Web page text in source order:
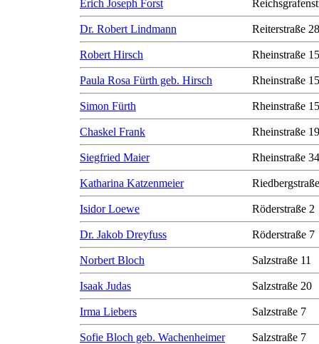
Erich Joseph Forst
Dr. Robert Lindmann Reiterstraße 28
Robert Hirsch Rheinstraße 15
Paula Rosa Fürth geb. Hirsch Rheinstraße 15
Simon Fürth Rheinstraße 15
Chaskel Frank Rheinstraße 19
Siegfried Maier Rheinstraße 34
Katharina Katzenmeier
Isidor Loewe Röderstraße 2
Dr. Jakob Dreyfuss Röderstraße 7
Norbert Bloch Salzstraße 11
Isaak Judas Salzstraße 20
Irma Liebers Salzstraße 7
Sofie Bloch geb. Wachenheimer Salzstraße 7